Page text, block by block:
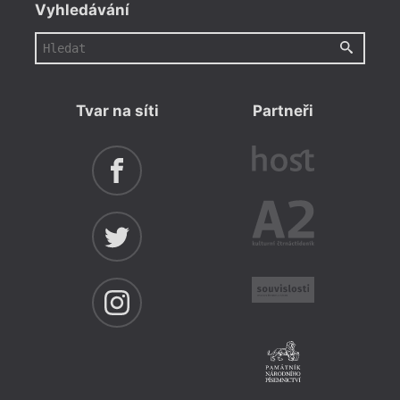
Vyhledávání
Tvar na síti Partneři